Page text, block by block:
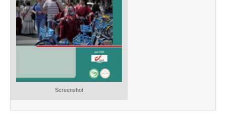
Screenshot